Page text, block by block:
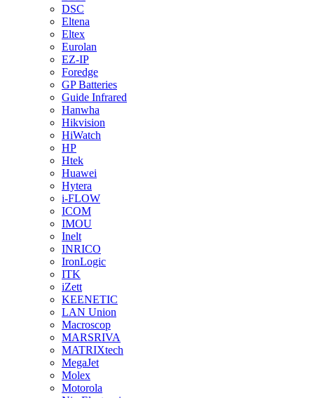
DSC
Eltena
Eltex
Eurolan
EZ-IP
Foredge
GP Batteries
Guide Infrared
Hanwha
Hikvision
HiWatch
HP
Htek
Huawei
Hytera
i-FLOW
ICOM
IMOU
Inelt
INRICO
IronLogic
ITK
iZett
KEENETIC
LAN Union
Macroscop
MARSRIVA
MATRIXtech
MegaJet
Molex
Motorola